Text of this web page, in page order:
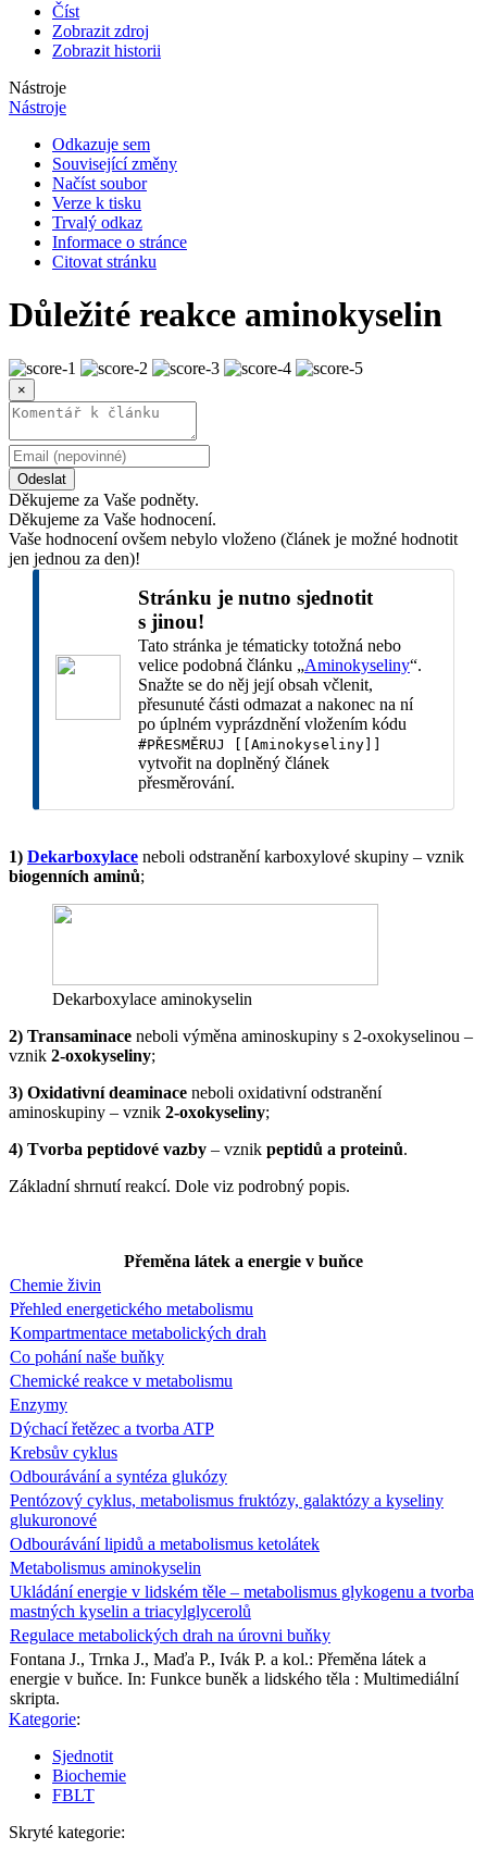
Číst
Zobrazit zdroj
Zobrazit historii
Nástroje
Nástroje
Odkazuje sem
Související změny
Načíst soubor
Verze k tisku
Trvalý odkaz
Informace o stránce
Citovat stránku
Důležité reakce aminokyselin
×
Odeslat
Děkujeme za Vaše podněty.
Děkujeme za Vaše hodnocení.
Vaše hodnocení ovšem nebylo vloženo (článek je možné hodnotit
jen jednou za den)!
Stránku je nutno sjednotit
s jinou!
Tato stránka je tématicky totožná nebo
velice podobná článku „Aminokyseliny“.
Snažte se do něj její obsah včlenit,
přesunuté části odmazat a nakonec na ní
po úplném vyprázdnění vložením kódu
#PŘESMĚRUJ [[Aminokyseliny]]
vytvořit na doplněný článek
přesměrování.
1) Dekarboxylace neboli odstranění karboxylové skupiny – vznik
biogenních aminů;
Dekarboxylace aminokyselin
2) Transaminace neboli výměna aminoskupiny s 2-oxokyselinou –
vznik 2-oxokyseliny;
3) Oxidativní deaminace neboli oxidativní odstranění
aminoskupiny – vznik 2-oxokyseliny;
4) Tvorba peptidové vazby – vznik peptidů a proteinů.
Základní shrnutí reakcí. Dole viz podrobný popis.
Přeměna látek a energie v buňce
Chemie živin
Přehled energetického metabolismu
Kompartmentace metabolických drah
Co pohání naše buňky
Chemické reakce v metabolismu
Enzymy
Dýchací řetězec a tvorba ATP
Krebsův cyklus
Odbourávání a syntéza glukózy
Pentózový cyklus, metabolismus fruktózy, galaktózy a kyseliny
glukuronové
Odbourávání lipidů a metabolismus ketolátek
Metabolismus aminokyselin
Ukládání energie v lidském těle – metabolismus glykogenu a tvorba
mastných kyselin a triacylglycerolů
Regulace metabolických drah na úrovni buňky
Fontana J., Trnka J., Maďa P., Ivák P. a kol.: Přeměna látek a
energie v buňce. In: Funkce buněk a lidského těla : Multimediální
skripta.
Kategorie:
Sjednotit
Biochemie
FBLT
Skryté kategorie: